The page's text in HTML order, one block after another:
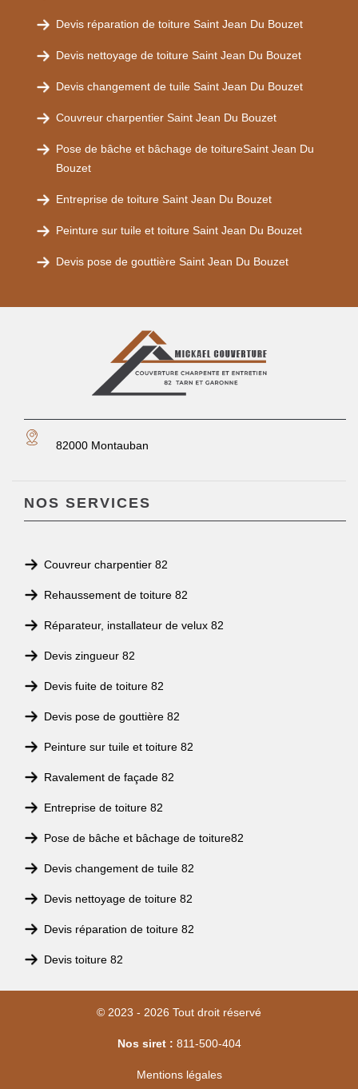
Devis réparation de toiture Saint Jean Du Bouzet
Devis nettoyage de toiture Saint Jean Du Bouzet
Devis changement de tuile Saint Jean Du Bouzet
Couvreur charpentier Saint Jean Du Bouzet
Pose de bâche et bâchage de toitureSaint Jean Du
Bouzet
Entreprise de toiture Saint Jean Du Bouzet
Peinture sur tuile et toiture Saint Jean Du Bouzet
Devis pose de gouttière Saint Jean Du Bouzet
82000 Montauban
NOS SERVICES
Couvreur charpentier 82
Rehaussement de toiture 82
Réparateur, installateur de velux 82
Devis zingueur 82
Devis fuite de toiture 82
Devis pose de gouttière 82
Peinture sur tuile et toiture 82
Ravalement de façade 82
Entreprise de toiture 82
Pose de bâche et bâchage de toiture82
Devis changement de tuile 82
Devis nettoyage de toiture 82
Devis réparation de toiture 82
Devis toiture 82
© 2023 - 2026 Tout droit réservé
Nos siret : 811-500-404
Mentions légales